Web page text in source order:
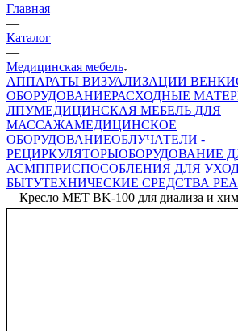
Главная
—
Каталог
—
Медицинская мебель
АППАРАТЫ ВИЗУАЛИЗАЦИИ ВЕН
ОБОРУДОВАНИЕРАСХОДНЫЕ
ЛПУМЕДИЦИНСКАЯ МЕБЕЛЬ ДЛЯ
МАССАЖАМЕДИЦИНСКОЕ
ОБОРУДОВАНИЕОБЛУЧАТЕЛИ -
РЕЦИРКУЛЯТОРЫОБОРУДОВАНИЕ
АСМППРИСПОСОБЛЕНИЯ ДЛЯ
БЫТУТЕХНИЧЕСКИЕ СРЕДСТВА
—Кресло MET BK-100 для диализа и